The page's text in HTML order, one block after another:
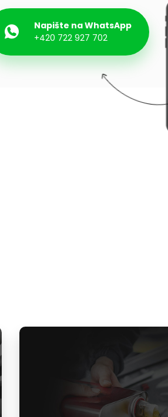
Napište na WhatsApp
+420 722 927 702